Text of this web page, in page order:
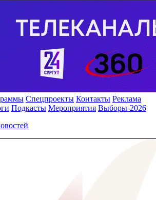
Спецпроекты Контакты Реклама
Подкасты Мероприятия Выборы-2026